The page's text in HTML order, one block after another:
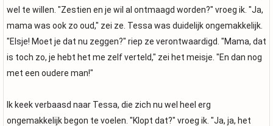
wel te willen. "Zestien en je wil al ontmaagd worden?" vroeg ik. "Ja,
mama was ook zo oud," zei ze. Tessa was duidelijk ongemakkelijk.
"Elsje! Moet je dat nu zeggen?" riep ze verontwaardigd. "Mama, dat
is toch zo, je hebt het me zelf verteld," zei het meisje. "En dan nog
met een oudere man!"
Ik keek verbaasd naar Tessa, die zich nu wel heel erg
ongemakkelijk begon te voelen. "Klopt dat?" vroeg ik. "Ja, ja, het